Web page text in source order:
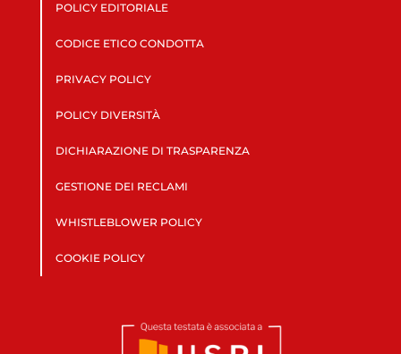
POLICY EDITORIALE
CODICE ETICO CONDOTTA
PRIVACY POLICY
POLICY DIVERSITÀ
DICHIARAZIONE DI TRASPARENZA
GESTIONE DEI RECLAMI
WHISTLEBLOWER POLICY
COOKIE POLICY